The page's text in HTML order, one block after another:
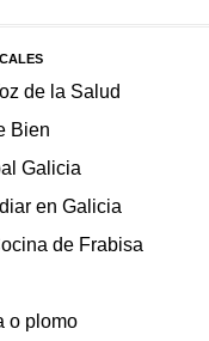
de la Salud
Bien
Galicia
en Galicia
de Frabisa
o plomo